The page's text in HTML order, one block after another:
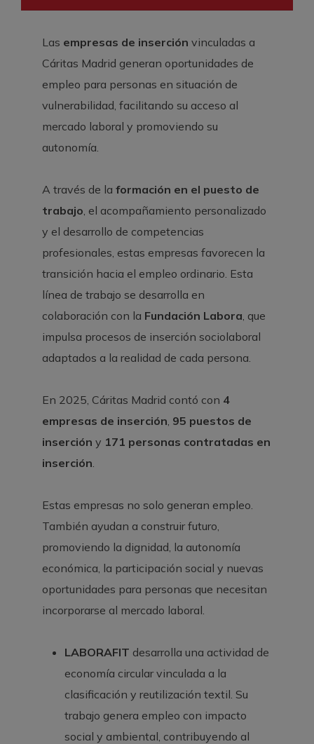
Las empresas de inserción vinculadas a
Cáritas Madrid generan oportunidades de
empleo para personas en situación de
vulnerabilidad, facilitando su acceso al
mercado laboral y promoviendo su
autonomía.
A través de la formación en el puesto de
trabajo , el acompañamiento personalizado
y el desarrollo de competencias
profesionales, estas empresas favorecen la
transición hacia el empleo ordinario. Esta
línea de trabajo se desarrolla en
colaboración con la Fundación Labora , que
impulsa procesos de inserción sociolaboral
adaptados a la realidad de cada persona.
En 2025, Cáritas Madrid contó con 4
empresas de inserción 95 puestos de
inserción y 171 personas contratadas en
inserción
Estas empresas no solo generan empleo.
También ayudan a construir futuro,
promoviendo la dignidad, la autonomía
económica, la participación social y nuevas
oportunidades para personas que necesitan
incorporarse al mercado laboral.
LABORAFIT desarrolla una actividad de
economía circular vinculada a la
clasificación y reutilización textil. Su
trabajo genera empleo con impacto
social y ambiental, contribuyendo al